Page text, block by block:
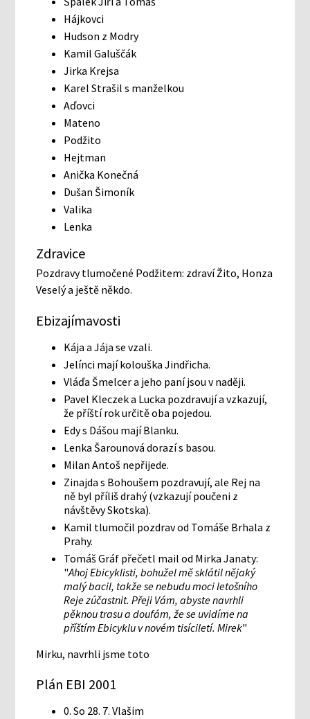
Hájkovci
Hudson z Modry
Kamil Galuščák
Jirka Krejsa
Karel Strašil s manželkou
Aďovci
Mateno
Podžito
Hejtman
Anička Konečná
Dušan Šimoník
Valika
Lenka
Zdravice
Pozdravy tlumočené Podžitem: zdraví Žito, Honza
Veselý a ještě někdo.
Ebizajímavosti
Kája a Jája se vzali.
Jelínci mají kolouška Jindřicha.
Vláďa Šmelcer a jeho paní jsou v naději.
Pavel Kleczek a Lucka pozdravují a vzkazují,
že příští rok určitě oba pojedou.
Edy s Dášou mají Blanku.
Lenka Šarounová dorazí s basou.
Milan Antoš nepřijede.
Zinajda s Bohoušem pozdravují, ale Rej na
ně byl příliš drahý (vzkazují poučeni z
návštěvy Skotska).
Kamil tlumočil pozdrav od Tomáše Brhala z
Prahy.
Tomáš Gráf přečetl mail od Mirka Janaty:
"Ahoj Ebicyklisti, bohužel mě sklátil nějaký
malý bacil, takže se nebudu moci letošního
Reje zúčastnit. Přeji Vám, abyste navrhli
pěknou trasu a doufám, že se uvidíme na
příštím Ebicyklu v novém tisíciletí. Mirek"
Mirku, navrhli jsme toto
Plán EBI 2001
0. So 28. 7. Vlašim